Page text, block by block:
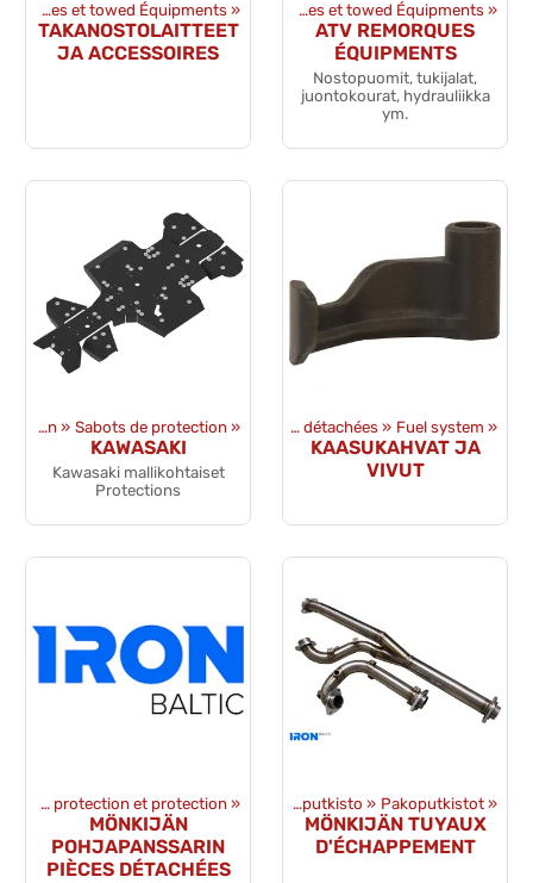
Remorques et towed Équipments ‪»
TAKANOSTOLAITTEET
JA ACCESSOIRES
Produits ‪» Remorques et towed Équipments ‪»
ATV REMORQUES
ÉQUIPMENTS
Nostopuomit, tukijalat,
juontokourat, hydrauliikka
ym.
ATV&UTV Sabots de protection et protection ‪» Sabots de protection ‪»
KAWASAKI
Kawasaki mallikohtaiset
Protections
Produits ‪» Pièces détachées ‪» Fuel system ‪»
KAASUKAHVAT JA
VIVUT
ATV&UTV Sabots de protection et protection ‪»
MÖNKIJÄN
POHJAPANSSARIN
PIÈCES DÉTACHÉES
Produits ‪» Pièces détachées Pakoputkisto ‪» Pakoputkistot ‪»
MÖNKIJÄN TUYAUX
D'ÉCHAPPEMENT